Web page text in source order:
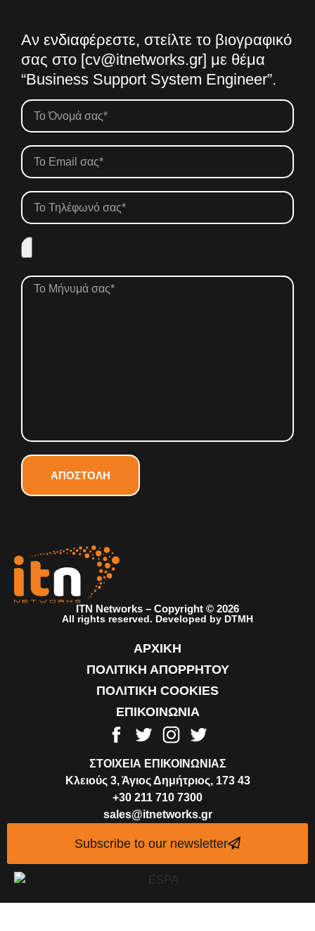
Αν ενδιαφέρεστε, στείλτε το βιογραφικό
σας στο [cv@itnetworks.gr] με θέμα
“Business Support System Engineer”.
ΑΠΟΣΤΟΛΗ
ITN Networks – Copyright © 2026
All rights reserved. Developed by DTMH
ΑΡΧΙΚΗ
ΠΟΛΙΤΙΚΗ ΑΠΟΡΡΗΤΟΥ
ΠΟΛΙΤΙΚΗ COOKIES
ΕΠΙΚΟΙΝΩΝΙΑ
ΣΤΟΙΧΕΙΑ ΕΠΙΚΟΙΝΩΝΙΑΣ
Κλειούς 3, Άγιος Δημήτριος, 173 43
+30 211 710 7300
sales@itnetworks.gr
Subscribe to our newsletter